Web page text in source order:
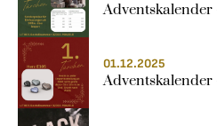
Adventskalender
01.12.2025
Adventskalender